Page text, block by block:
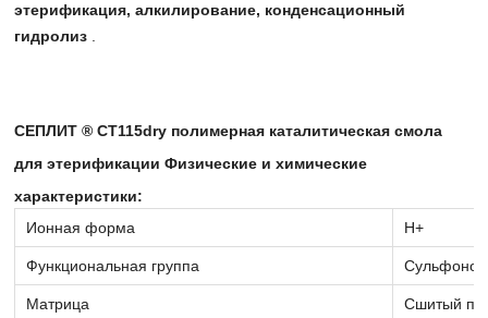
этерификация, алкилирование, конденсационный
гидролиз
СЕПЛИТ ® CT115dry полимерная каталитическая смола
для этерификации Физические и химические
характеристики:
Ионная форма
Н+
Функциональная группа
Матрица Сшитый